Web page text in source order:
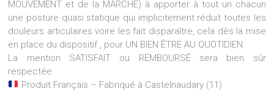
MOUVEMENT et de la MARCHE) à apporter à tout un chacun
une posture quasi statique qui implicitement réduit toutes les
douleurs articulaires voire les fait disparaître, cela dès la mise
en place du dispositif , pour UN BIEN ÊTRE AU QUOTIDIEN.
La mention SATISFAIT ou REMBOURSÉ sera bien sûr
respectée.
Produit Français – Fabriqué à Castelnaudary (11)